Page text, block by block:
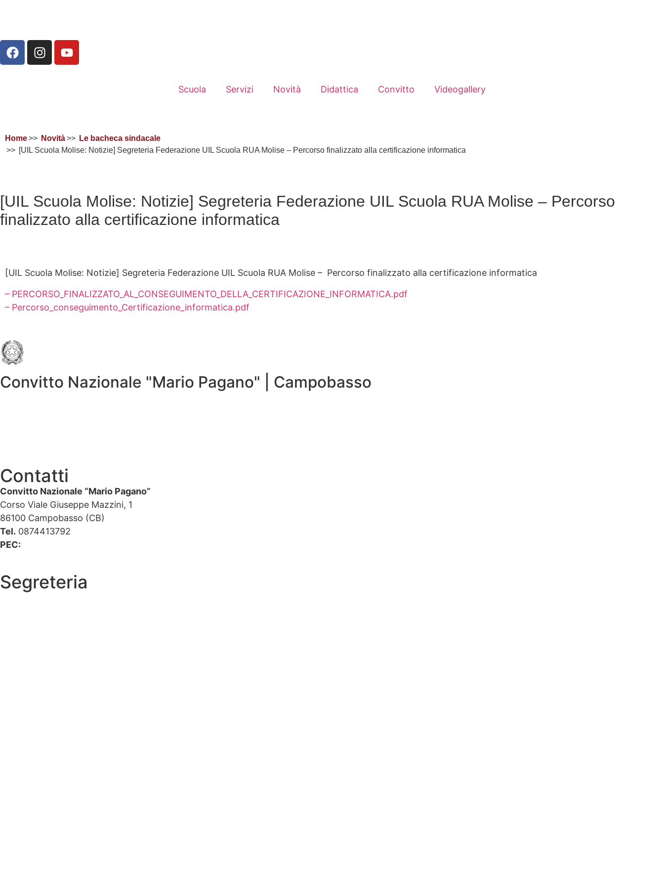
Scuola Servizi Novità Didattica Convitto Videogallery
Home Novità
Le bacheca sindacale
[UIL Scuola Molise: Notizie] Segreteria Federazione UIL Scuola RUA Molise – Percorso finalizzato alla certificazione informatica
[UIL Scuola Molise: Notizie] Segreteria Federazione UIL Scuola RUA Molise – Percorso
finalizzato alla certificazione informatica
[UIL Scuola Molise: Notizie] Segreteria Federazione UIL Scuola RUA Molise – Percorso finalizzato alla certificazione informatica
– PERCORSO_FINALIZZATO_AL_CONSEGUIMENTO_DELLA_CERTIFICAZIONE_INFORMATICA.pdf
– Percorso_conseguimento_Certificazione_informatica.pdf
Convitto Nazionale "Mario Pagano" | Campobasso
Contatti
Convitto Nazionale “Mario Pagano”
Corso Viale Giuseppe Mazzini, 1
86100 Campobasso (CB)
Tel. 0874413792
PEC:
Segreteria